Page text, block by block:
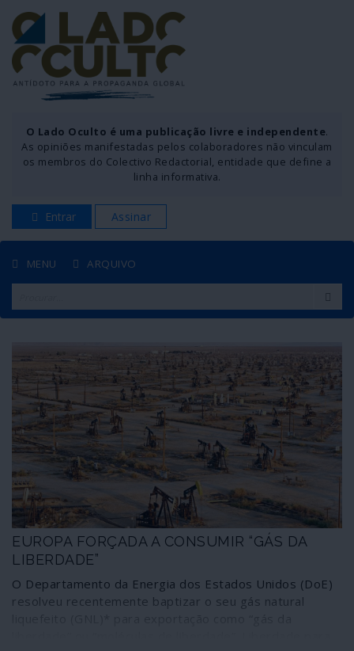
O Lado Oculto é uma publicação livre e independente.
As opiniões manifestadas pelos colaboradores não vinculam
os membros do Colectivo Redactorial, entidade que define a
linha informativa.
Entrar Assinar
MENU ARQUIVO
EUROPA FORÇADA A CONSUMIR “GÁS DA
LIBERDADE”
O Departamento da Energia dos Estados Unidos (DoE)
resolveu recentemente baptizar o seu gás natural